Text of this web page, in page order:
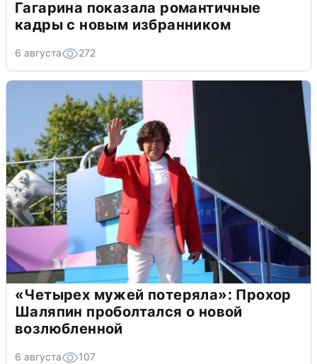
Гагарина показала романтичные
кадры с новым избранником
6 августа 272
«Четырех мужей потеряла»: Прохор
Шаляпин проболтался о новой
возлюбленной
6 августа 107